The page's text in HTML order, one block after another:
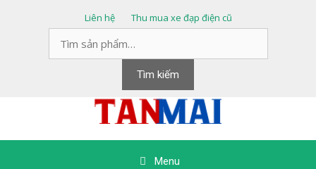
Liên hệ
Thu mua xe đạp điện cũ
kiếm:
Tìm kiếm
Menu